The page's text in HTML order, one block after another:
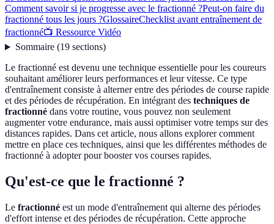
Comment savoir si je progresse avec le fractionné ?Peut-on faire du
fractionné tous les jours ?GlossaireChecklist avant entraînement de
fractionné📺 Ressource Vidéo
Sommaire(19 sections)
Le fractionné est devenu une technique essentielle pour les coureurs
souhaitant améliorer leurs performances et leur vitesse. Ce type
d'entraînement consiste à alterner entre des périodes de course rapide
et des périodes de récupération. En intégrant des techniques de
fractionné dans votre routine, vous pouvez non seulement
augmenter votre endurance, mais aussi optimiser votre temps sur des
distances rapides. Dans cet article, nous allons explorer comment
mettre en place ces techniques, ainsi que les différentes méthodes de
fractionné à adopter pour booster vos courses rapides.
Qu'est-ce que le fractionné ?
Le fractionné est un mode d'entraînement qui alterne des périodes
d'effort intense et des périodes de récupération. Cette approche